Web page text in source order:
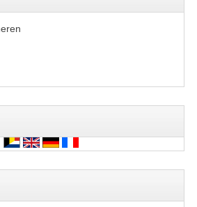
TANDWIELEN EN KETTING
VELGEN
SHINERAY 300 STE
SHINERAY 300ST 5E
SHINERAY 350ST-2E